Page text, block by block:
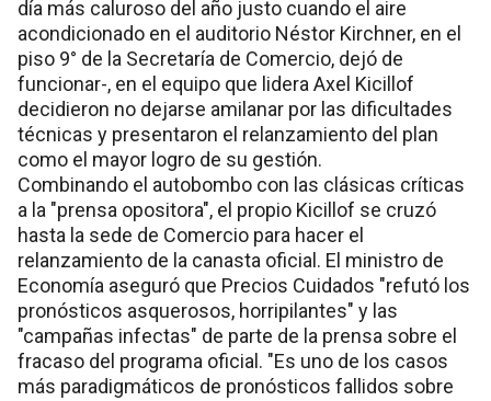
día más caluroso del año justo cuando el aire
acondicionado en el auditorio Néstor Kirchner, en el
piso 9° de la Secretaría de Comercio, dejó de
funcionar-, en el equipo que lidera Axel Kicillof
decidieron no dejarse amilanar por las dificultades
técnicas y presentaron el relanzamiento del plan
como el mayor logro de su gestión.
Combinando el autobombo con las clásicas críticas
a la "prensa opositora", el propio Kicillof se cruzó
hasta la sede de Comercio para hacer el
relanzamiento de la canasta oficial. El ministro de
Economía aseguró que Precios Cuidados "refutó los
pronósticos asquerosos, horripilantes" y las
"campañas infectas" de parte de la prensa sobre el
fracaso del programa oficial. "Es uno de los casos
más paradigmáticos de pronósticos fallidos sobre